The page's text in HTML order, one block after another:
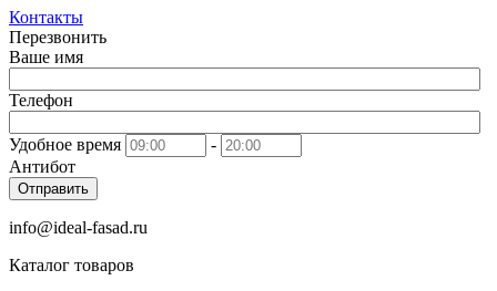
Контакты
Перезвонить
Ваше имя
Телефон
Удобное время
-
Антибот
Отправить
info@ideal-fasad.ru
Каталог товаров